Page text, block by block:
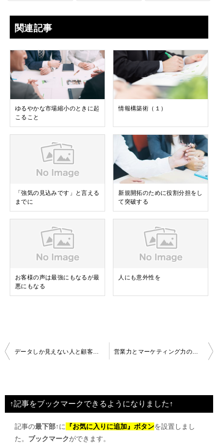
関連記事
ゆるやかな市場縮小のときに起
こること
情報構築術（１）
「強気の見込みです」と言える
までに
新規開拓のために役割分担をし
て突破する
お客様の声は最強にもなるが最
悪にもなる
人にも意外性を
投
ビ
ゲ
↑記事をブックマークできるようになりました↑
記事の最下部↑に 『お気に入りに追加』ボタンを設置しまし
た。 ブックマークができます。